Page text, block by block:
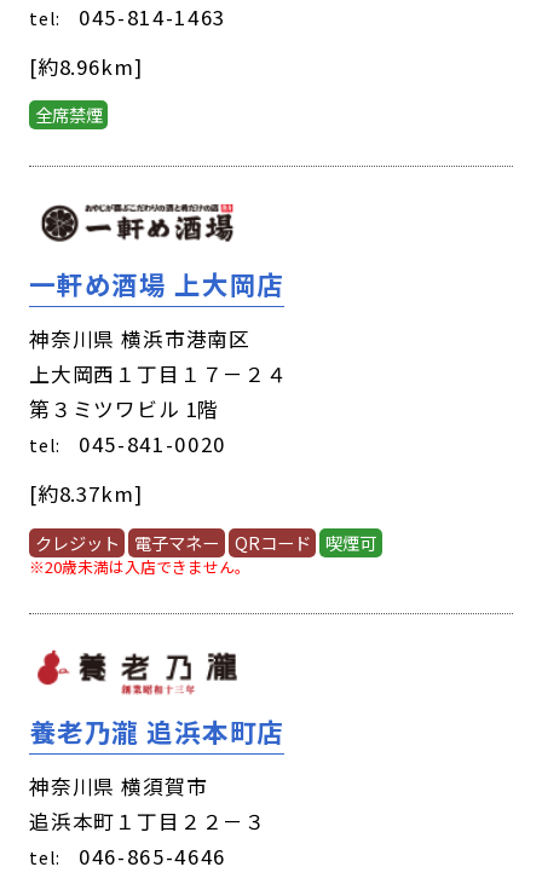
tel: 045-814-1463
[約8.96km]
全席禁煙
一軒め酒場 上大岡店
神奈川県 横浜市港南区
上大岡西１丁目１７－２４
第３ミツワビル 1階
tel: 045-841-0020
[約8.37km]
クレジット 電子マネー QRコード 喫煙可
※20歳未満は入店できません。
養老乃瀧 追浜本町店
神奈川県 横須賀市
追浜本町１丁目２２－３
tel: 046-865-4646